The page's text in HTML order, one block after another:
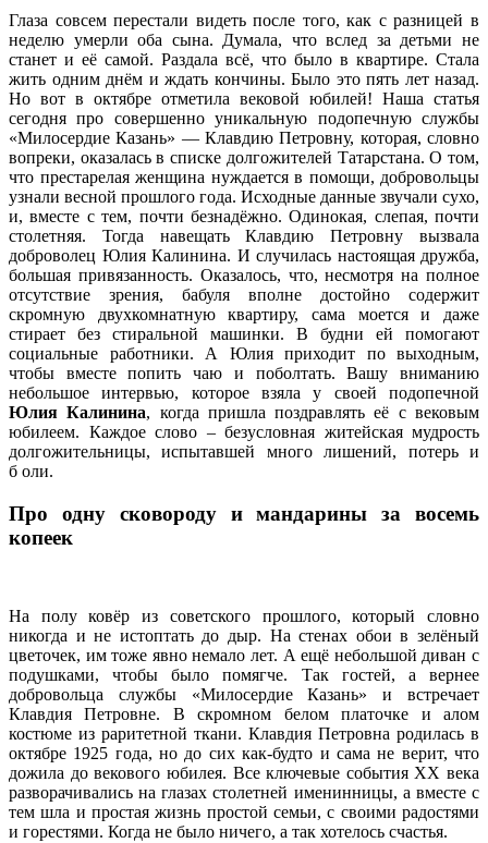
Глаза совсем перестали видеть после того, как с разницей в
неделю умерли оба сына. Думала, что вслед за детьми не
станет и её самой. Раздала всё, что было в квартире. Стала
жить одним днём и ждать кончины. Было это пять лет назад.
Но вот в октябре отметила вековой юбилей! Наша статья
сегодня про совершенно уникальную подопечную службы
«Милосердие Казань» — Клавдию Петровну, которая, словно
вопреки, оказалась в списке долгожителей Татарстана. О том,
что престарелая женщина нуждается в помощи, добровольцы
узнали весной прошлого года. Исходные данные звучали сухо,
и, вместе с тем, почти безнадёжно. Одинокая, слепая, почти
столетняя. Тогда навещать Клавдию Петровну вызвала
доброволец Юлия Калинина. И случилась настоящая дружба,
большая привязанность. Оказалось, что, несмотря на полное
отсутствие зрения, бабуля вполне достойно содержит
скромную двухкомнатную квартиру, сама моется и даже
стирает без стиральной машинки. В будни ей помогают
социальные работники. А Юлия приходит по выходным,
чтобы вместе попить чаю и поболтать. Вашу вниманию
небольшое интервью, которое взяла у своей подопечной
Юлия Калинина, когда пришла поздравлять её с вековым
юбилеем. Каждое слово – безусловная житейская мудрость
долгожительницы, испытавшей много лишений, потерь и
б оли.
Про одну сковороду и мандарины за восемь
копеек
На полу ковёр из советского прошлого, который словно
никогда и не истоптать до дыр. На стенах обои в зелёный
цветочек, им тоже явно немало лет. А ещё небольшой диван с
подушками, чтобы было помягче. Так гостей, а вернее
добровольца службы «Милосердие Казань» и встречает
Клавдия Петровне. В скромном белом платочке и алом
костюме из раритетной ткани. Клавдия Петровна родилась в
октябре 1925 года, но до сих как-будто и сама не верит, что
дожила до векового юбилея. Все ключевые события XX века
разворачивались на глазах столетней именинницы, а вместе с
тем шла и простая жизнь простой семьи, с своими радостями
и горестями. Когда не было ничего, а так хотелось счастья.